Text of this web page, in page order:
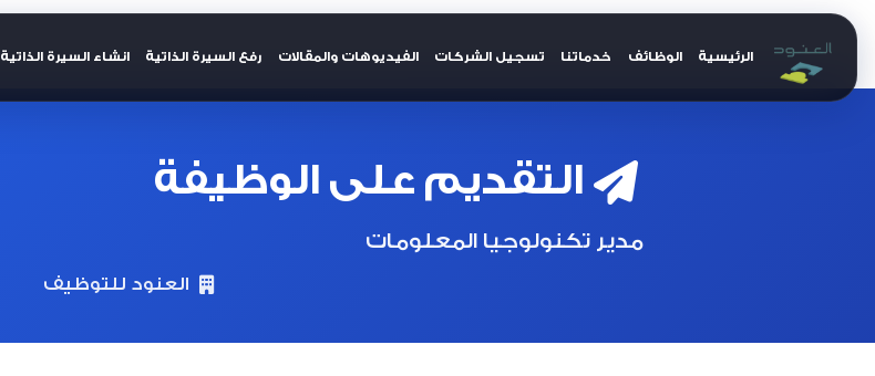
العنود للتوظيف
الرئيسية الوظائف خدماتنا تسجيل الشركات الفيديوهات والمقالات رفع السيرة الذاتية انشاء السيرة الذاتية
التقديم على الوظيفة
مدير تكنولوجيا المعلومات
العنود للتوظيف